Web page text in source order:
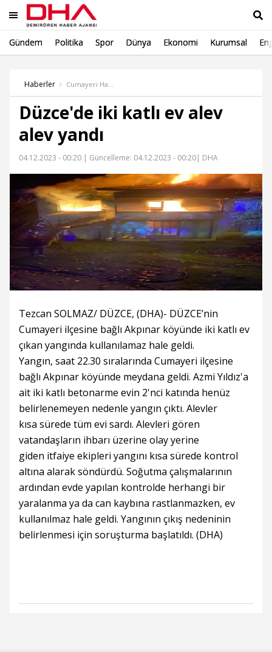
Gündem Politika Spor Dünya Ekonomi Kurumsal
Haberler
Düzce'de iki katlı ev alev
alev yandı
04.12.2023 - 00:20 | Güncelleme: 04.12.2023 - 00:20| DHA
Tezcan SOLMAZ/ DÜZCE, (DHA)- DÜZCE’nin
Cumayeri ilçesine bağlı Akpınar köyünde iki katlı ev
çıkan yangında kullanılamaz hale geldi.
Yangın, saat 22.30 sıralarında Cumayeri ilçesine
bağlı Akpınar köyünde meydana geldi. Azmi Yıldız'a
ait iki katlı betonarme evin 2'nci katında henüz
belirlenemeyen nedenle yangın çıktı. Alevler
kısa sürede tüm evi sardı. Alevleri gören
vatandaşların ihbarı üzerine olay yerine
giden itfaiye ekipleri yangını kısa sürede kontrol
altına alarak söndürdü. Soğutma çalışmalarının
ardından evde yapılan kontrolde herhangi bir
yaralanma ya da can kaybına rastlanmazken, ev
kullanılmaz hale geldi. Yangının çıkış nedeninin
belirlenmesi için soruşturma başlatıldı. (DHA)